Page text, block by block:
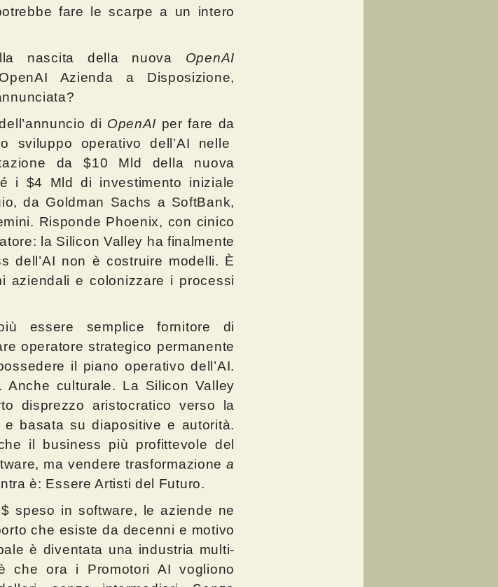
fare le scarpe a un intero
nascita della nuova OpenAI
Azienda a Disposizione,
di OpenAI per fare da
sviluppo operativo dell’AI nelle
da $10 Mld della nuova
i $4 Mld di investimento iniziale
da Goldman Sachs a SoftBank,
Risponde Phoenix, con cinico
la Silicon Valley ha finalmente
dell’AI non è costruire modelli. È
aziendali e colonizzare i processi
essere semplice fornitore di
operatore strategico permanente
il piano operativo dell’AI.
Anche culturale. La Silicon Valley
disprezzo aristocratico verso la
basata su diapositive e autorità.
il business più profittevole del
ma vendere trasformazionea
è: Essere Artisti del Futuro.
speso in software, le aziende ne
che esiste da decenni e motivo
è diventata una industria multi-
che ora i Promotori AI vogliono